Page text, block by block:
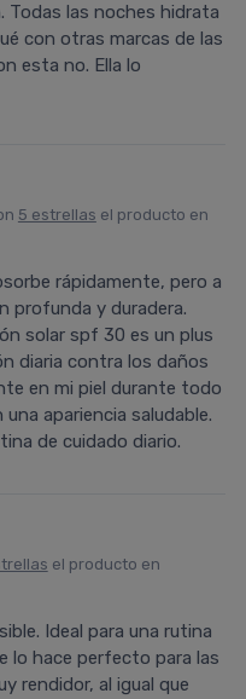
Todas las noches hidrata
con otras marcas de las
esta no. Ella lo
5 estrellas el producto en
rápidamente, pero a
profunda y duradera.
solar spf 30 es un plus
diaria contra los daños
en mi piel durante todo
apariencia saludable.
de cuidado diario.
el producto en
Ideal para una rutina
lo hace perfecto para las
rendidor, al igual que